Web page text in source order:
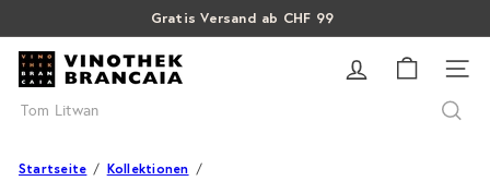
zum
Inhalt
Pause
Gratis Versand ab CHF 99
Über 15% Rabatt auf Sommer Weine
SALE: Bis zu 40% auf letzte Flaschen
V
i
n
t
Suche
Startseite Kollektionen